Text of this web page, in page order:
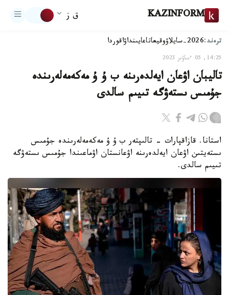
KAZINFORM ق ز
ترەند:2026-سايلاۋ وقيعاتاعايىنداۋاقوردا
14:25, 05 ءساۋىر 2023
تاليبان اۋعان ايەلدەرىنە ب ۇ ۇ مەكەمەلەرىندە
جۇمىس ىستەۋگە تىيىم سالدى
استانا. قازاقپارات - تالىپتەر ب ۇ ۇ مەكەمەلەرىندە جۇمىس
ىستەيتىن اۋعان ايەلدەرىنە اۋعانستان اۋماعىندا جۇمىس ىستەۋگە
تىيىم سالدى.